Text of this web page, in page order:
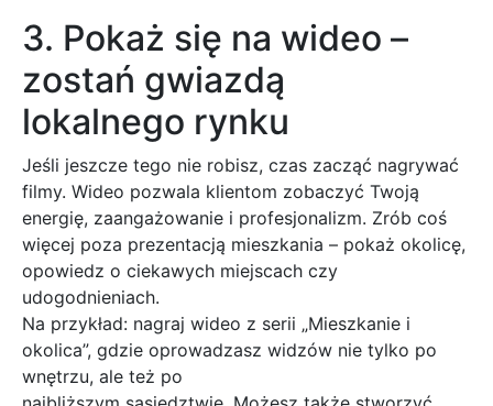
3. Pokaż się na wideo –
zostań gwiazdą
lokalnego rynku
Jeśli jeszcze tego nie robisz, czas zacząć nagrywać
filmy. Wideo pozwala klientom zobaczyć Twoją
energię, zaangażowanie i profesjonalizm. Zrób coś
więcej poza prezentacją mieszkania – pokaż okolicę,
opowiedz o ciekawych miejscach czy
udogodnieniach.
Na przykład: nagraj wideo z serii „Mieszkanie i
okolica”, gdzie oprowadzasz widzów nie tylko po
wnętrzu, ale też po